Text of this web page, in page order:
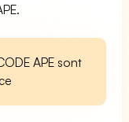
APE sont